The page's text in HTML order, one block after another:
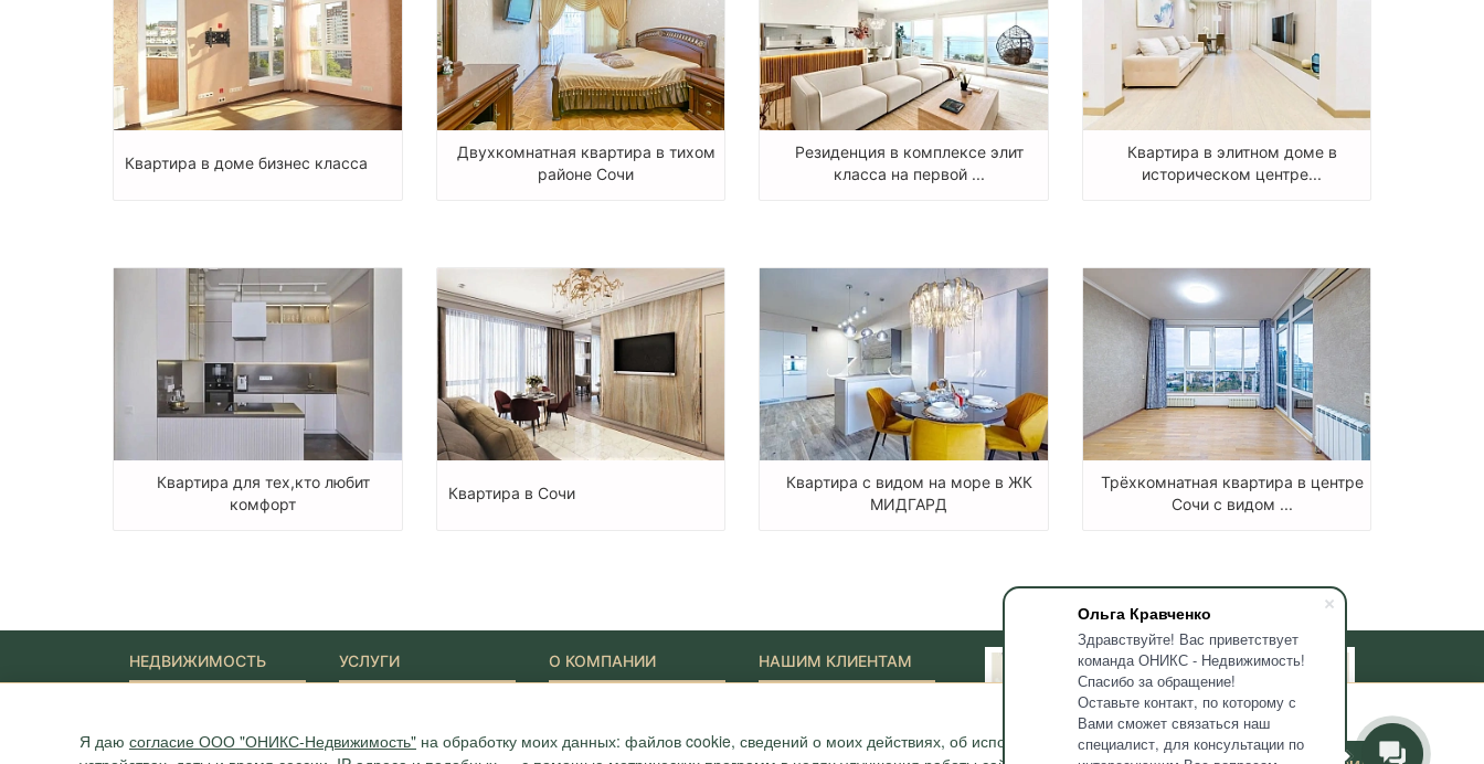
Ольга Кравченко
Здравствуйте! Вас приветствует
команда ОНИКС - Недвижимость!
Спасибо за обращение!
Оставьте контакт, по которому с
Вами сможет связаться наш
специалист, для консультации по
Квартиpа в дoмe бизнес класcа
Двухкомнатная квартира в тихом
районе Сочи
Квартира для тех,кто любит
комфорт
Квартира в Сочи
Резиденция в комплексе элит
класса на первой ...
Квартира в элитном доме в
историческом центре...
Квартира с видом на море в ЖК
МИДГАРД
Трёхкомнатная квартира в центре
Сочи с видом ...
Я даю согласие ООО "ОНИКС-Недвижимость" на обработку моих данных: файлов cookie, сведений о моих действиях, об используемых мною
НЕДВИЖИМОСТЬ
Дома
Участки
УСЛУГИ О КОМПАНИИ
ONYX-VIP
Сотрудники
НАШИМ КЛИЕНТАМ
Полезные статьи
Карта